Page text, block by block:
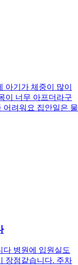
아기가 체중이 많이
이 너무 아프더라구
어려워요 집안일은 물
다 병원에 입원실도
장점같습니다. 주차